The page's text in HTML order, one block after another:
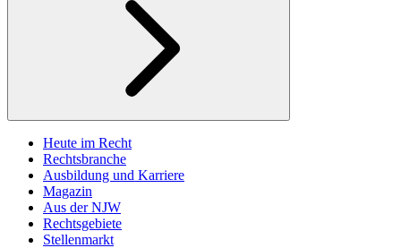
Heute im Recht
Rechtsbranche
Ausbildung und Karriere
Magazin
Aus der NJW
Rechtsgebiete
Stellenmarkt